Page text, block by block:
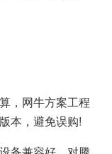
，网牛方案工程
本，避免误购!